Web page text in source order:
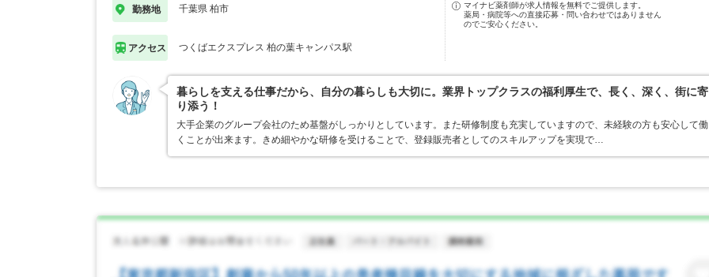
勤務地 千葉県 柏市
アクセス つくばエクスプレス 柏の葉キャンパス駅
マイナビ薬剤師が求人情報を無料でご提供します。
薬局・病院等への直接応募・問い合わせではありません
のでご安心ください。
暮らしを支える仕事だから、自分の暮らしも大切に。業界トップクラスの福利厚生で、長く、深く、街に寄
り添う！
大手企業のグループ会社のため基盤がしっかりとしています。また研修制度も充実していますので、未経験の方も安心して働
くことが出来ます。きめ細やかな研修を受けることで、登録販売者としてのスキルアップを実現で…